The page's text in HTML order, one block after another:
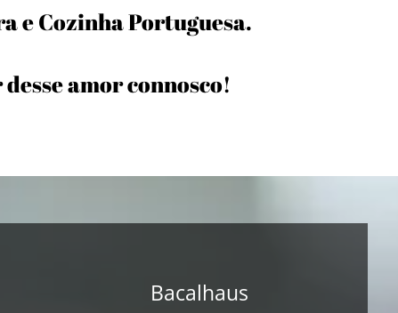
e Cozinha Portuguesa.
amor connosco!
Bacalhaus